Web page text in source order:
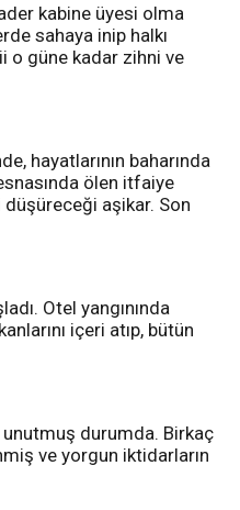
kabine üyesi olma
sahaya inip halkı
o güne kadar zihni ve
hayatlarının baharında
ölen itfaiye
düşüreceği aşikar. Son
Otel yangınında
içeri atıp, bütün
unutmuş durumda. Birkaç
ve yorgun iktidarların